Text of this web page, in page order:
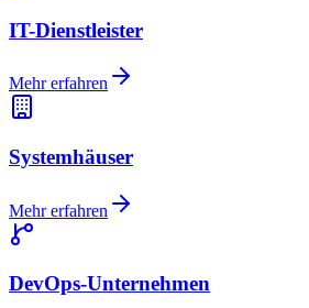
IT-Dienstleister
Mehr erfahren
Systemhäuser
Mehr erfahren
DevOps-Unternehmen